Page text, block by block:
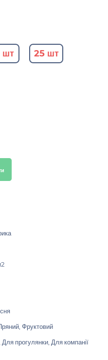
шт 25 шт
Фруктовий
прогулянки, Для компанії